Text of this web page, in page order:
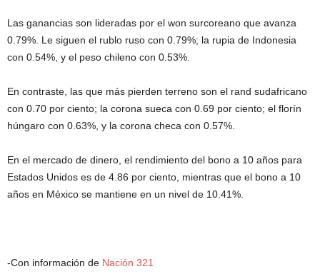
Las ganancias son lideradas por el won surcoreano que avanza
0.79%. Le siguen el rublo ruso con 0.79%; la rupia de Indonesia
con 0.54%, y el peso chileno con 0.53%.
En contraste, las que más pierden terreno son el rand sudafricano
con 0.70 por ciento; la corona sueca con 0.69 por ciento; el florín
húngaro con 0.63%, y la corona checa con 0.57%.
En el mercado de dinero, el rendimiento del bono a 10 años para
Estados Unidos es de 4.86 por ciento, mientras que el bono a 10
años en México se mantiene en un nivel de 10.41%.
-Con información de Nación 321